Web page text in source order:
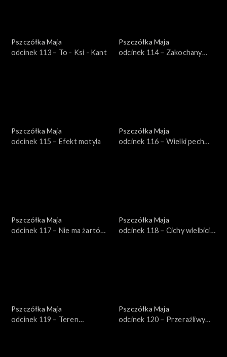
Pszczółka Maja
odcinek 113 – To - Ksi - Kant
Pszczółka Maja
odcinek 114 – Zakochany
Pszczółka Maja
odcinek 115 – Efekt motyla
Pszczółka Maja
odcinek 116 – Wielki pech
Pszczółka Maja
odcinek 117 – Nie ma żartów
Pszczółka Maja
odcinek 118 – Cichy wlelbiciel
Pszczółka Maja
odcinek 119 – Teren
Pszczółka Maja
odcinek 120 – Przeraźliwy